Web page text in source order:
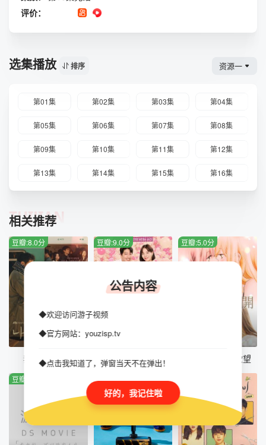
计师「光洙」，吴允儿饰演设计师「Michelle」，沈恩宇饰演
中国大陆导演执导的爱情剧情电影。影片中，女主角小蝶是一
而，在她曲折的人生旅程中，她经历了许多挫折和困难。但
是，小蝶从不气馁，她总是乐观地面对困难，并积极寻找解决
难而不得不辍学。尽管面临失去她梦想的现实，但小蝶没有放
一次偶然的机会中，小蝶遇到了一位富有的商人张先生，并被
而，小蝶的家庭背景成为了他们之间的一道障碍。张先生的家
扰。面对这一切，小蝶选择了离开，让张先生过上他想要的生
活。 小蝶离开后，她决定去一个新的城市寻找更好的机会。
想有着坚定的追求。两人彼此理解并支持，他们一起努力追求
自己的理想。 然而，命运的捉弄使得李华和小蝶面临了新的
困难。李华被一家乐团录取，需要前往另一个城市工作，而小
蝶则因为一次意外失去了工作。再次面对困境，小蝶感到很沮
丧，但她没有放弃。她开始学习编程技术，并自己开发了一款
手机应用程序。这款应用程序得到了广泛的认可，小蝶也逐渐
实现了自己的事业梦想。 当小蝶意外与李华重逢时，两人都
取得了巨大的进步。他们感到非常高兴，也为彼此的成就感到
骄傲。最终，小蝶和李华决定一起努力，共同追逐他们的梦
想。 《飞起来吧蝴蝶》是一部鼓励人们坚持追求梦想的电
影。它向观众传达了积极乐观的态度和奋斗不息的精神。小蝶
通过坚持不懈、积极向上的努力克服困难，实现了自己的梦
想。电影通过描绘小蝶的经历，向观众传递了积极正能量和对
梦想的追求。同时，它也提醒人们要珍惜自己的梦想，并为之
努力奋斗。无论经历多少挫折和困难，只要保持积极的心态和
坚定的信念，就一定能够实现自己的梦想。 总之，《飞起来
吧蝴蝶》通过一个年轻女孩的成长故事，向观众传递了乐观向
上、坚韧不拔的精神力量。他们告诉人们，无论面临什么样的
困境和挑战，只要勇敢地追求自己的梦想，就一定会找到成功
的道路。
评价：
选集播放 排序 资源一
第01集 第02集 第03集 第04集
第05集 第06集 第07集 第08集
第09集 第10集 第11集 第12集
第13集 第14集 第15集 第16集
相关推荐
TUIJIAN
全16集
豆瓣:8.0分
我的解放日志
豆瓣:9.0分
我眼中的豆荚（粤语版）
豆瓣:5.0分
感染她嘴唇的欲望
豆瓣:6.0分 豆瓣:3.0分
公告内容
◆欢迎访问游子视频
◆官方网站：youzisp.tv
◆点击我知道了，弹窗当天不在弹出！
好的，我记住啦